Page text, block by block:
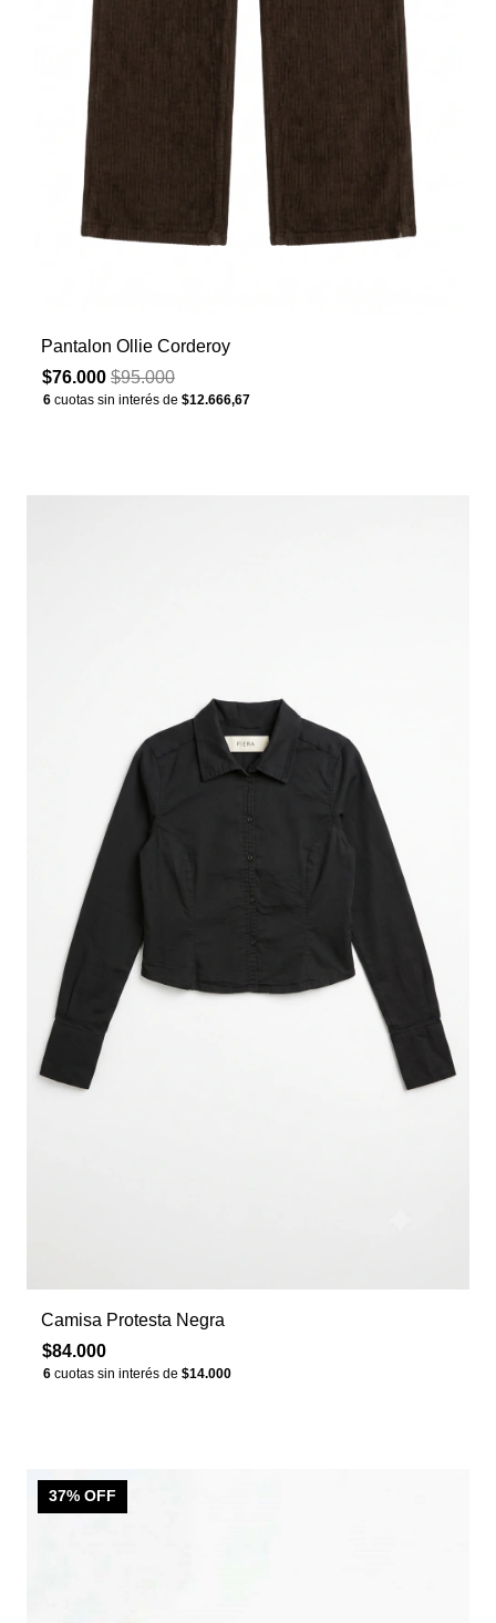
Pantalon Ollie Corderoy
$76.000 $95.000
6 cuotas sin interés de $12.666,67
Camisa Protesta Negra
$84.000
6 cuotas sin interés de $14.000
37% OFF